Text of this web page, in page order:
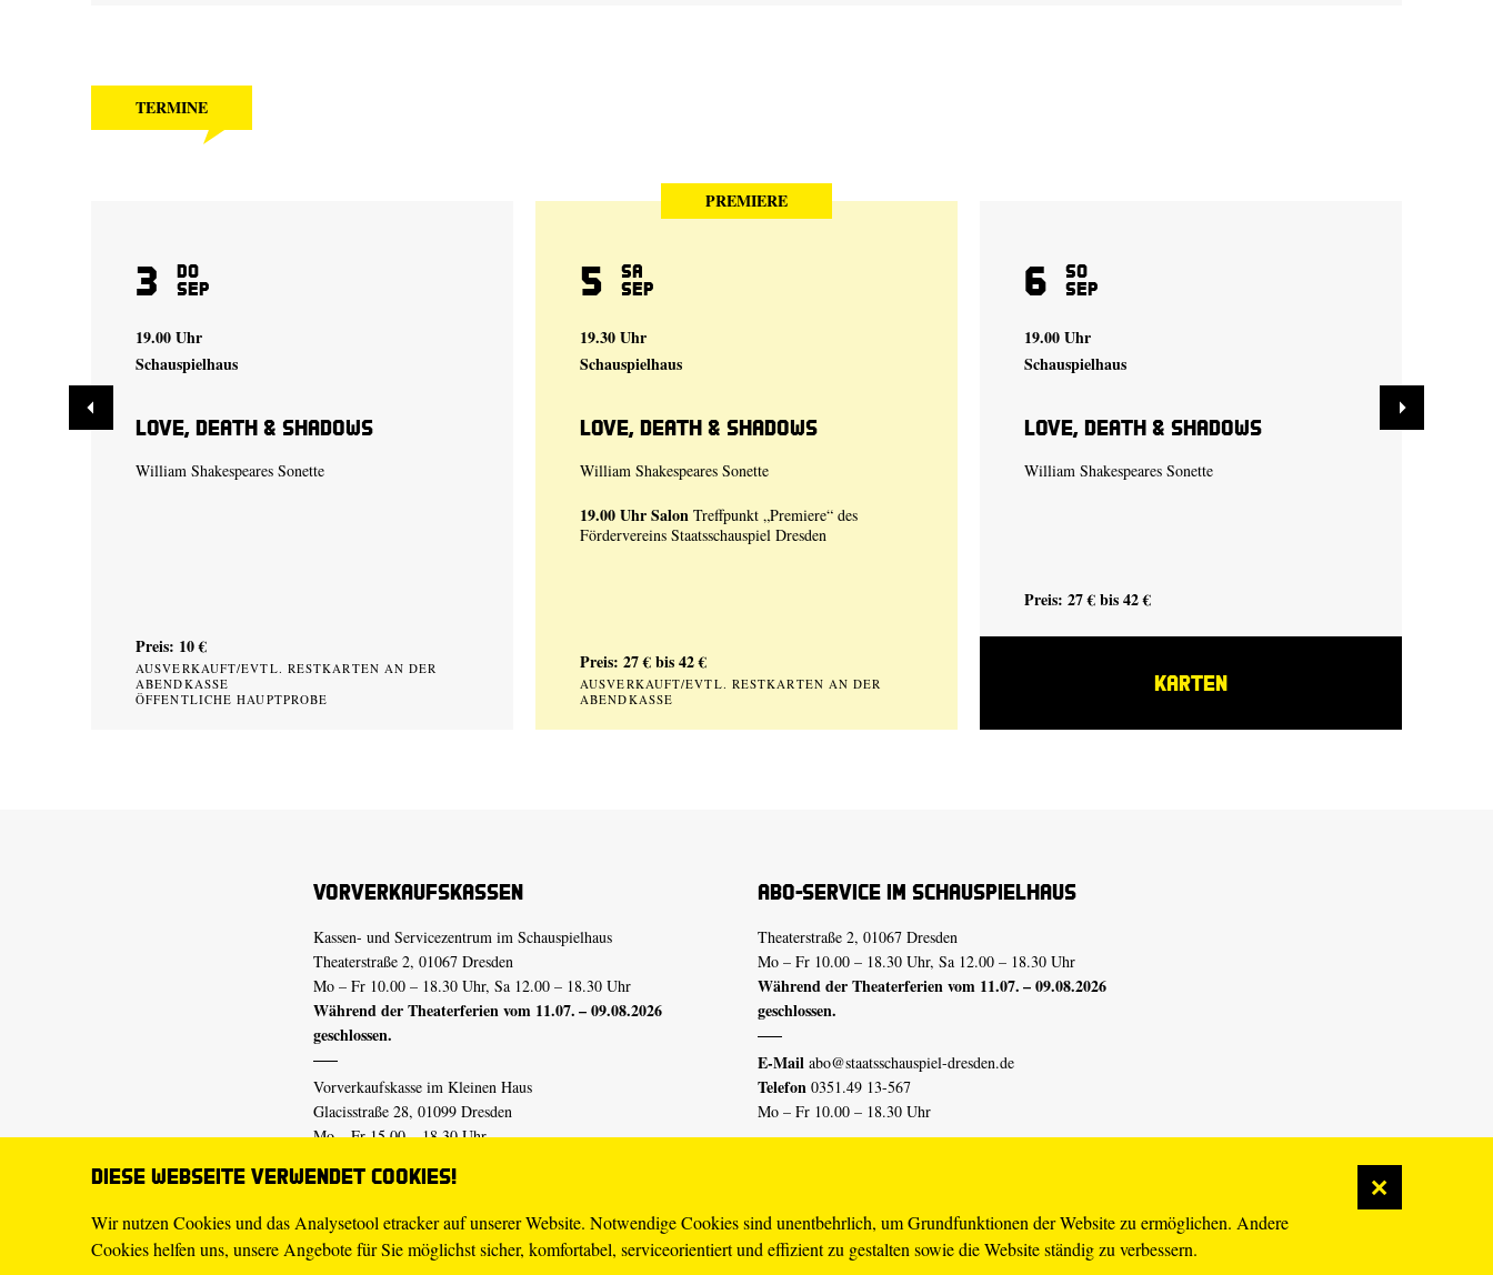
Diese Webseite verwendet Cookies!
Wir nutzen Cookies und das Analysetool etracker auf unserer Website. Notwendige Cookies sind unentbehrlich, um Grundfunktionen der Website zu ermöglichen. Andere
Cookies helfen uns, unsere Angebote für Sie möglichst sicher, komfortabel, serviceorientiert und effizient zu gestalten sowie die Website ständig zu verbessern.
TERMINE
3 Do
Sep
19.00 Uhr
Schauspielhaus
Love, Death & Shadows
William Shakespeares Sonette
Preis: 10 €
AUSVERKAUFT/EVTL. RESTKARTEN AN DER
ABENDKASSE
ÖFFENTLICHE HAUPTPROBE
PREMIERE
5 Sa
Sep
19.30 Uhr
Schauspielhaus
Love, Death & Shadows
William Shakespeares Sonette
19.00 UhrSalon Treffpunkt „Premiere“ des
Fördervereins Staatsschauspiel Dresden
Preis: 27 € bis 42 €
AUSVERKAUFT/EVTL. RESTKARTEN AN DER
ABENDKASSE
6 So
Sep
19.00 Uhr
Schauspielhaus
Love, Death & Shadows
William Shakespeares Sonette
Preis: 27 € bis 42 €
KARTEN
Vorverkaufskassen
Kassen- und Servicezentrum im Schauspielhaus
Theaterstraße 2, 01067 Dresden
Mo – Fr 10.00 – 18.30 Uhr, Sa 12.00 – 18.30 Uhr
Während der Theaterferien vom 11.07. – 09.08.2026
geschlossen.
Vorverkaufskasse im Kleinen Haus
Glacisstraße 28, 01099 Dresden
Mo – Fr 15.00 – 18.30 Uhr
geschlossen.
E-Mail tickets@staatsschauspiel-dresden.de
Abo-Service im Schauspielhaus
Theaterstraße 2, 01067 Dresden
Mo – Fr 10.00 – 18.30 Uhr, Sa 12.00 – 18.30 Uhr
Während der Theaterferien vom 11.07. – 09.08.2026
geschlossen.
E-Mail abo@staatsschauspiel-dresden.de
Telefon 0351.49 13-567
Mo – Fr 10.00 – 18.30 Uhr
Erklärung Barrierefreiheit